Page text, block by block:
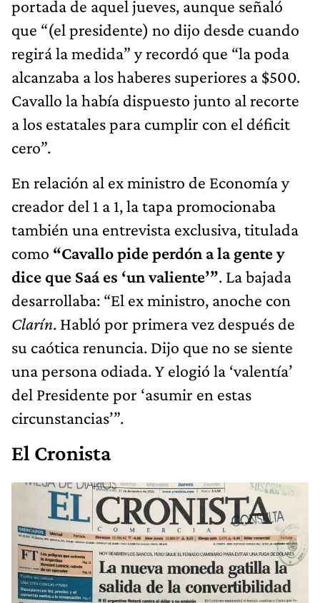
portada de aquel jueves, aunque señaló
que “(el presidente) no dijo desde cuando
regirá la medida” y recordó que “la poda
alcanzaba a los haberes superiores a $500.
Cavallo la había dispuesto junto al recorte
a los estatales para cumplir con el déficit
cero”.
En relación al ex ministro de Economía y
creador del 1 a 1, la tapa promocionaba
también una entrevista exclusiva, titulada
como “Cavallo pide perdón a la gente y
dice que Saá es ‘un valiente’”. La bajada
desarrollaba: “El ex ministro, anoche con
Clarín. Habló por primera vez después de
su caótica renuncia. Dijo que no se siente
una persona odiada. Y elogió la ‘valentía’
del Presidente por ‘asumir en estas
circunstancias’”.
El Cronista